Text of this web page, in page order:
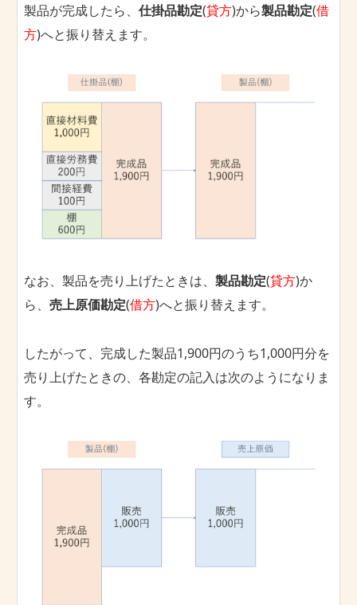
製品が完成したら、 仕掛品勘定(貸方)から製品勘定(借
方)へと振り替えます。
なお、製品を売り上げたときは、 製品勘定(貸方)か
ら、 売上原価勘定(借方)へと振り替えます。
したがって、完成した製品1,900円のうち1,000円分を
売り上げたときの、各勘定の記入は次のようになりま
す。